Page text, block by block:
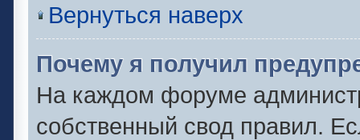
Вернуться наверх
Почему я получил
На каждом форуме
собственный свод правил.